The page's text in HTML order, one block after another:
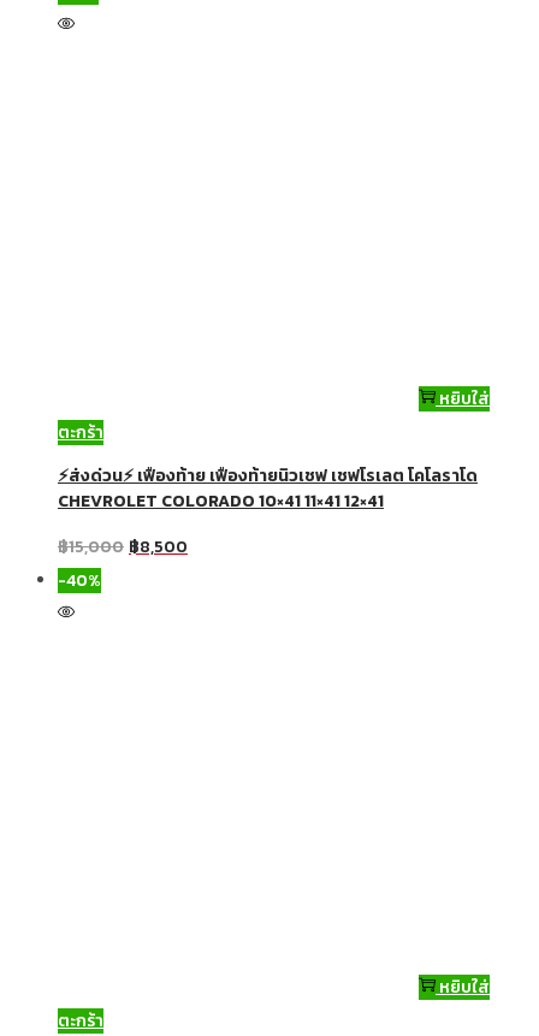
หยิบใส่
ตะกร้า
⚡ส่งด่วน⚡ เฟืองท้าย เฟืองท้ายนิวเชฟ เชฟโรเลต โคโลราโด
CHEVROLET COLORADO 10×41 11×41 12×41
฿15,000 ฿8,500
-40%
หยิบใส่
ตะกร้า